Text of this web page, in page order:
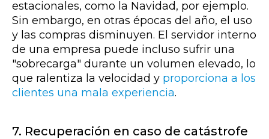
estacionales, como la Navidad, por ejemplo.
Sin embargo, en otras épocas del año, el uso
y las compras disminuyen. El servidor interno
de una empresa puede incluso sufrir una
"sobrecarga" durante un volumen elevado, lo
que ralentiza la velocidad y proporciona a los
clientes una mala experiencia.
7. Recuperación en caso de catástrofe